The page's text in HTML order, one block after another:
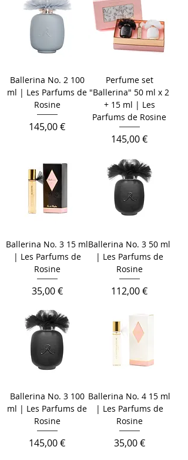
Ballerina No. 2 100
ml | Les Parfums de
Rosine
Cena
145,00 €
Perfume set
"Ballerina" 50 ml x 2
+ 15 ml | Les
Parfums de Rosine
Cena
145,00 €
Ballerina No. 3 15 ml
| Les Parfums de
Rosine
Cena
35,00 €
Ballerina No. 3 50 ml
| Les Parfums de
Rosine
Cena
112,00 €
Ballerina No. 3 100
ml | Les Parfums de
Rosine
Cena
145,00 €
Ballerina No. 4 15 ml
| Les Parfums de
Rosine
Cena
35,00 €